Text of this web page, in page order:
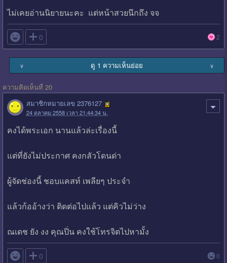
ไม่เคยอ่านนิยายนะคะ แต่หน้าสวยนึกถึง จจ
 0 2
∨ ดู 1 ความเห็นย่อย ∨
ความคิดเห็นที่ 20
สมาชิกหมายเลข 2376127
24 ตุลาคม 2558 เวลา 21:44:34 น.
คงได้พระเอก นานแล้วล่ะเรื่องนี้
แต่ที่ยังไม่ประกาศ คงกลัวโดนด่า
ผู้จัดช่องนี้ ชอบแคสท์ เพลียๆ ประจำ
แล้วก้ออ้างว่า ติดต่อไปแล้ว แต่คิวไม่ว่าง
ณเดช ยัง งง คุณปิ่น คงใช้โทรจิตไปหามั้ง
 0 0